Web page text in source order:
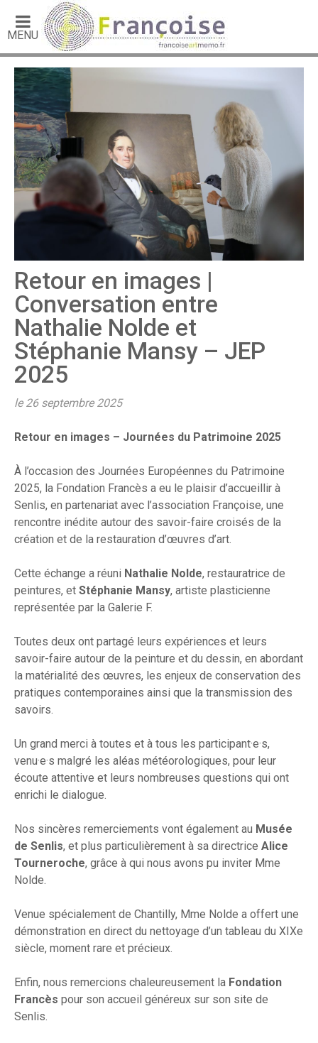
MENU
Retour en images |
Conversation entre
Nathalie Nolde et
Stéphanie Mansy – JEP
2025
le 26 septembre 2025
Retour en images – Journées du Patrimoine 2025
À l’occasion des Journées Européennes du Patrimoine
2025, la Fondation Francès a eu le plaisir d’accueillir à
Senlis, en partenariat avec l’association Françoise, une
rencontre inédite autour des savoir-faire croisés de la
création et de la restauration d’œuvres d’art.
Cette échange a réuni Nathalie Nolde, restauratrice de
peintures, et Stéphanie Mansy, artiste plasticienne
représentée par la Galerie F.
Toutes deux ont partagé leurs expériences et leurs
savoir-faire autour de la peinture et du dessin, en abordant
la matérialité des œuvres, les enjeux de conservation des
pratiques contemporaines ainsi que la transmission des
savoirs.
Un grand merci à toutes et à tous les participant·e·s,
venu·e·s malgré les aléas météorologiques, pour leur
écoute attentive et leurs nombreuses questions qui ont
enrichi le dialogue.
Nos sincères remerciements vont également au Musée
de Senlis, et plus particulièrement à sa directrice Alice
Tourneroche, grâce à qui nous avons pu inviter Mme
Nolde.
Venue spécialement de Chantilly, Mme Nolde a offert une
démonstration en direct du nettoyage d’un tableau du XIXe
siècle, moment rare et précieux.
Enfin, nous remercions chaleureusement la Fondation
Francès pour son accueil généreux sur son site de
Senlis.